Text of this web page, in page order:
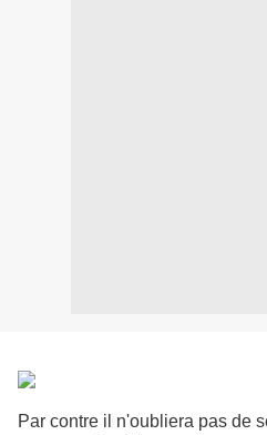
Par contre il n'oubliera pas de